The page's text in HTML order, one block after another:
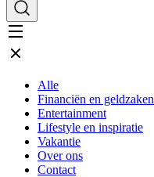
Alle
Financiën en geldzaken
Entertainment
Lifestyle en inspiratie
Vakantie
Over ons
Contact